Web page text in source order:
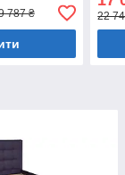
коричневий
787 ₴ 22